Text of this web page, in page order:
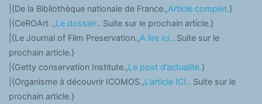
|{De la Bibliothèque nationale de France.,Article complet.}
|{CeROArt .,Le dossier.. Suite sur le prochain article.}
|{Le Journal of Film Preservation.,A lire ici.. Suite sur le
prochain article.}
|{Getty conservation Institute.,Le post d’actualité.}
|{Organisme à découvrir ICOMOS.,L’article ICI.. Suite sur le
prochain article.}